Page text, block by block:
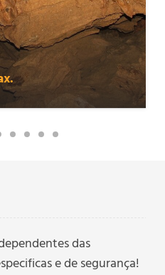
das
e de segurança!